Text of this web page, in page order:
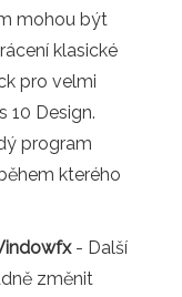
mohou být
klasické
pro velmi
10 Design.
program
kterého
- Další
změnit